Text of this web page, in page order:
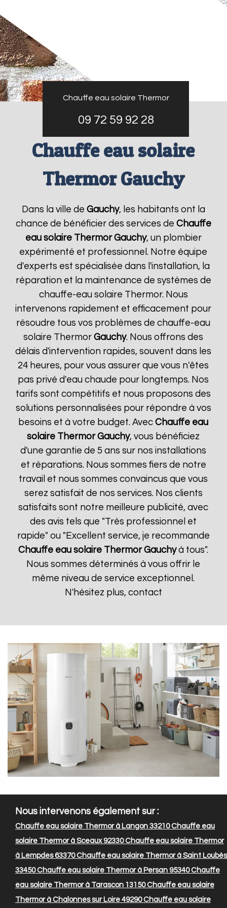
Chauffe eau solaire Thermor
09 72 59 92 28
Chauffe eau solaire
Thermor Gauchy
Dans la ville de Gauchy, les habitants ont la
chance de bénéficier des services de Chauffe
eau solaire Thermor Gauchy, un plombier
expérimenté et professionnel. Notre équipe
d'experts est spécialisée dans l'installation, la
réparation et la maintenance de systèmes de
chauffe-eau solaire Thermor. Nous
intervenons rapidement et efficacement pour
résoudre tous vos problèmes de chauffe-eau
solaire ThermorGauchy. Nous offrons des
délais d'intervention rapides, souvent dans les
24 heures, pour vous assurer que vous n'êtes
pas privé d'eau chaude pour longtemps. Nos
tarifs sont compétitifs et nous proposons des
solutions personnalisées pour répondre à vos
besoins et à votre budget. AvecChauffe eau
solaire Thermor Gauchy, vous bénéficiez
d'une garantie de 5 ans sur nos installations
et réparations. Nous sommes fiers de notre
travail et nous sommes convaincus que vous
serez satisfait de nos services. Nos clients
satisfaits sont notre meilleure publicité, avec
des avis tels que "Très professionnel et
rapide" ou "Excellent service, je recommande
Chauffe eau solaire Thermor Gauchyà tous".
Nous sommes déterminés à vous offrir le
même niveau de service exceptionnel.
N'hésitez plus, contact
Nous intervenons également sur :
Chauffe eau solaire Thermor à Langon 33210Chauffe eau
solaire Thermor à Sceaux 92330Chauffe eau solaire Thermor
à Lempdes 63370Chauffe eau solaire Thermor à Saint Loubès
33450Chauffe eau solaire Thermor à Persan 95340Chauffe
eau solaire Thermor à Tarascon 13150Chauffe eau solaire
Thermor à Chalonnes sur Loire 49290Chauffe eau solaire